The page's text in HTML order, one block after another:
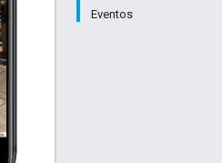
Eventos